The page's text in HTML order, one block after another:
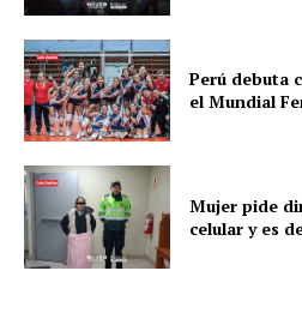
Perú debuta
el Mundial
Mujer pide
celular y es